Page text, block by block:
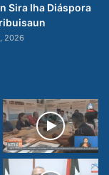
Sira Iha Diáspora
2026